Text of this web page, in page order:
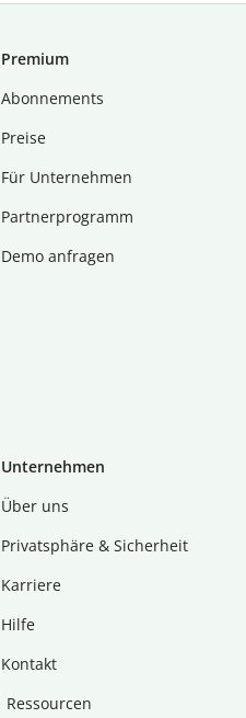
Premium
Abon­ne­ments
Preise
Für Unternehmen
Partnerprogramm
Demo anfragen
Unternehmen
Über uns
Privatsphäre & Sicherheit
Karriere
Hilfe
Kontakt
Ressourcen